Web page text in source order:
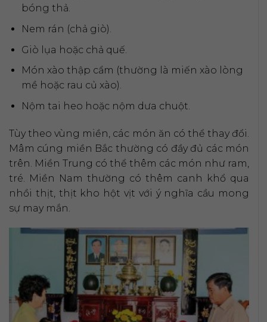
bóng thả.
Nem rán (chả giò).
Giò lụa hoặc chả quế.
Món xào thập cẩm (thường là miến xào lòng
mề hoặc rau củ xào).
Nộm tai heo hoặc nộm dưa chuột.
Tùy theo vùng miền, các món ăn có thể thay đổi.
Mâm cúng miền Bắc thường có đầy đủ các món
trên. Miền Trung có thể thêm các món như ram,
tré. Miền Nam thường có thêm canh khổ qua
nhồi thịt, thịt kho hột vịt với ý nghĩa cầu mong
sự may mắn.